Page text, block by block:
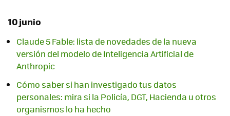
10 junio
Claude 5 Fable: lista de novedades de la nueva
versión del modelo de Inteligencia Artificial de
Anthropic
Cómo saber si han investigado tus datos
personales: mira si la Policía, DGT, Hacienda u otros
organismos lo ha hecho